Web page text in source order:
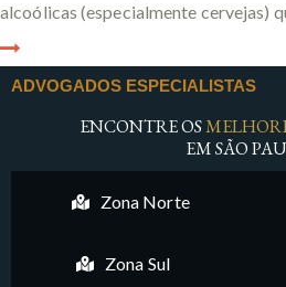
alcoólicas (especialmente cervejas)
ADVOGADOS ESPECIALISTAS
ENCONTRE OS
EM SÃO
Zona Norte
Zona Sul